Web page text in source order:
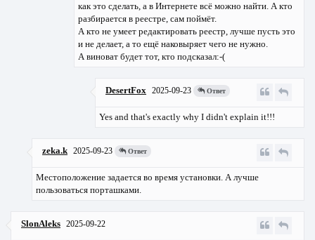
как это сделать, а в Интернете всё можно найти. А кто
разбирается в реестре, сам поймёт.
А кто не умеет редактировать реестр, лучше пусть это
и не делает, а то ещё наковыряет чего не нужно.
А виноват будет тот, кто подсказал:-(
DesertFox 2025-09-23 Ответ
Yes and that's exactly why I didn't explain it!!!
zeka.k 2025-09-23 Ответ
Местоположение задается во время установки. А лучше
пользоваться порташками.
SlonAleks 2025-09-22